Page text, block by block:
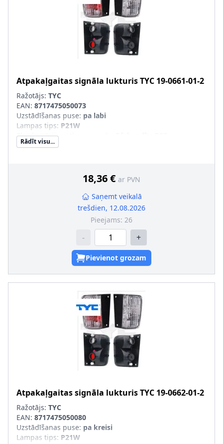
Atpakaļgaitas signāla lukturisTYC 19-0661-01-2
Ražotājs: TYC
EAN: 8717475050073
Uzstādīšanas puse: pa labi
Lampas tips: P21W
Ekspluatācijas atļaujas veids
Papildus artikuls/Papildus informācija
Rādīt visu...
18,36 € ar PVN
Saņemt veikalā
trešdien, 12.08.2026
Pieejams: 26
- +
Pievienot grozam
Atpakaļgaitas signāla lukturisTYC 19-0662-01-2
Ražotājs: TYC
EAN: 8717475050080
Uzstādīšanas puse: pa kreisi
Lampas tips: P21W